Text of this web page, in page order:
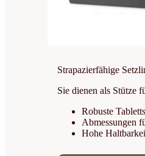
Strapazierfähige
Sie dienen als Stütze
Robuste Tabletts
Abmessungen
Hohe